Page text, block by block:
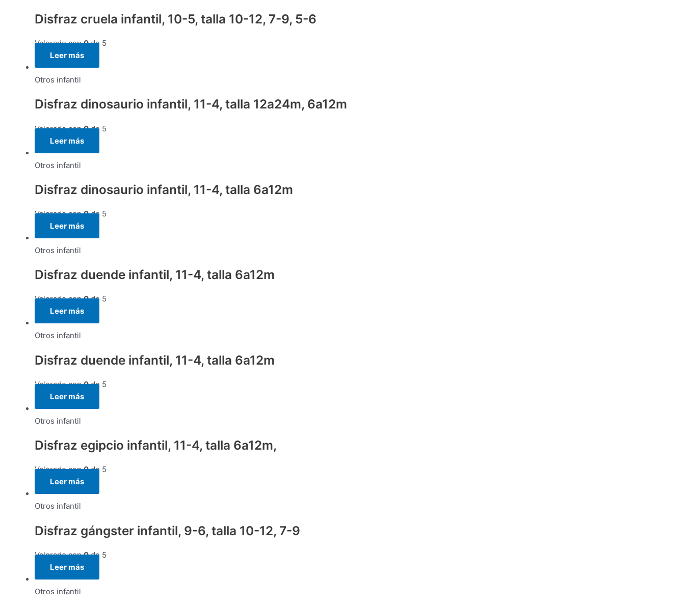
Disfraz cruela infantil, 10-5, talla 10-12, 7-9, 5-6
Valorado con0de 5
Leer más
Otros infantil
Disfraz dinosaurio infantil, 11-4, talla 12a24m, 6a12m
Valorado con0de 5
Leer más
Otros infantil
Disfraz dinosaurio infantil, 11-4, talla 6a12m
Valorado con0de 5
Leer más
Otros infantil
Disfraz duende infantil, 11-4, talla 6a12m
Valorado con0de 5
Leer más
Otros infantil
Disfraz duende infantil, 11-4, talla 6a12m
Valorado con0de 5
Leer más
Otros infantil
Disfraz egipcio infantil, 11-4, talla 6a12m,
Valorado con0de 5
Leer más
Otros infantil
Disfraz gángster infantil, 9-6, talla 10-12, 7-9
Valorado con0de 5
Leer más
Otros infantil